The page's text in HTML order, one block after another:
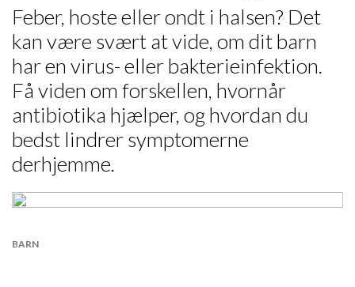
Feber, hoste eller ondt i halsen? Det
kan være svært at vide, om dit barn
har en virus- eller bakterieinfektion.
Få viden om forskellen, hvornår
antibiotika hjælper, og hvordan du
bedst lindrer symptomerne
derhjemme.
BARN